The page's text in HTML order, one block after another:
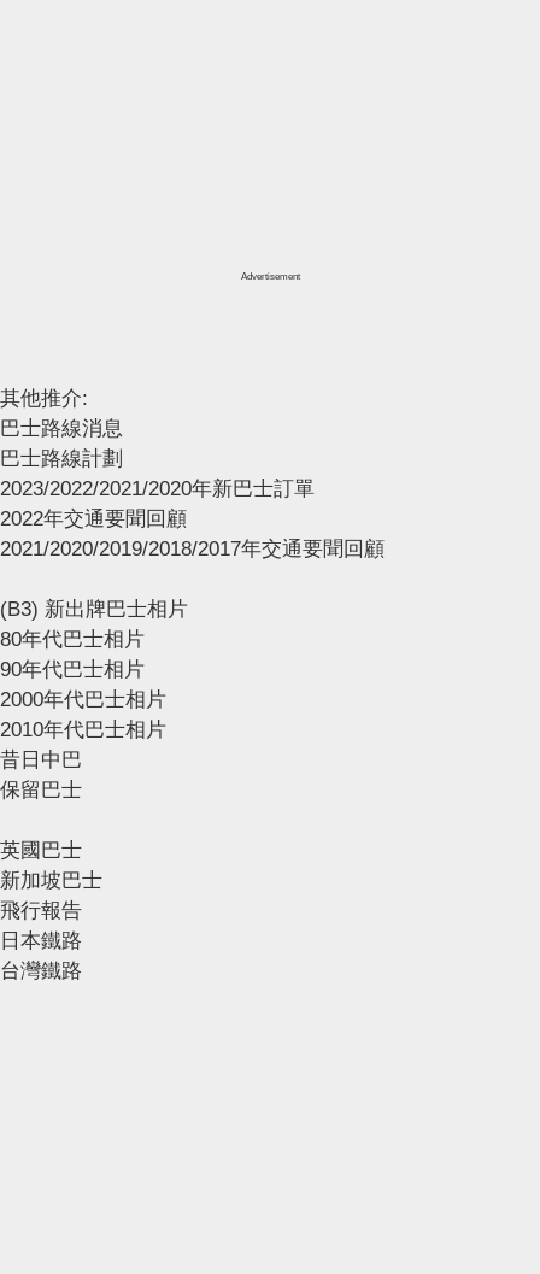
Advertisement
其他推介:
巴士路線消息
巴士路線計劃
2023/2022/2021/2020年新巴士訂單
2022年交通要聞回顧
2021/2020/2019/2018/2017年交通要聞回顧
(B3) 新出牌巴士相片
80年代巴士相片
90年代巴士相片
2000年代巴士相片
2010年代巴士相片
昔日中巴
保留巴士
英國巴士
新加坡巴士
飛行報告
日本鐵路
台灣鐵路